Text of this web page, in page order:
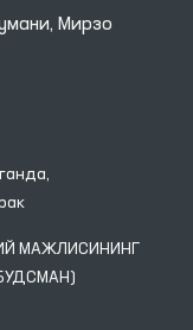
Мирзо
МАЖЛИСИНИНГ